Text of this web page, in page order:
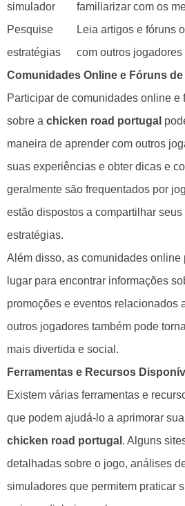
simulador
familiarizar com os
Pesquise
estratégias
Leia artigos e fóruns
com outros jogadores
Comunidades Online e Fóruns
Participar de comunidades online e
sobre a chicken road portugal
maneira de aprender com outros
suas experiências e obter dicas e
geralmente são frequentados por
estão dispostos a compartilhar
estratégias.
Além disso, as comunidades online
lugar para encontrar informações
promoções e eventos relacionados
outros jogadores também pode
mais divertida e social.
Ferramentas e Recursos
Existem várias ferramentas e
que podem ajudá-lo a aprimorar
chicken road portugal . Alguns
detalhadas sobre o jogo, análises
simuladores que permitem praticar